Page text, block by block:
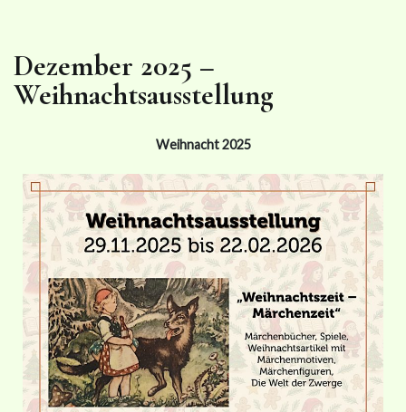
Dezember 2025 –
Weihnachtsausstellung
Weihnacht 2025